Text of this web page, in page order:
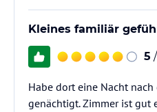
Kleines familiär
5
Habe dort eine Nacht
genächtigt. Zimmer ist gut